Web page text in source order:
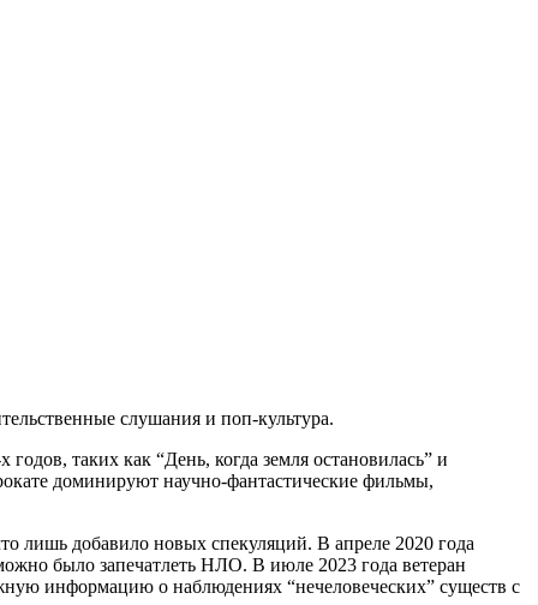
слушания и поп-культура.
таких как “День, когда земля остановилась” и
доминируют научно-фантастические фильмы,
лишь добавило новых спекуляций. В апреле 2020 года
было запечатлеть НЛО. В июле 2023 года ветеран
информацию о наблюдениях “нечеловеческих” существ с